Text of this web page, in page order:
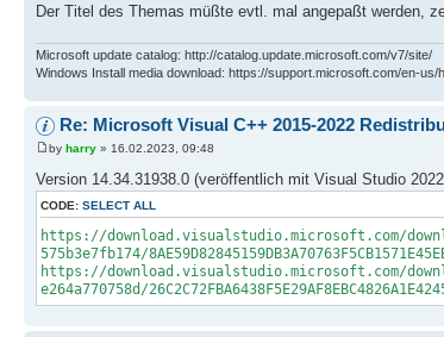
Der Titel des Themas müßte evtl. mal angepaßt werden,
Microsoft update catalog: http://catalog.update.microsoft.com/v7/site/
Windows Install media download: https://support.microsoft.com/en-
Re: Microsoft Visual C++ 2015-2022
by harry » 16.02.2023, 09:48
Version 14.34.31938.0 (veröffentlich mit Visual Studio
CODE: SELECT ALL
https://download.visualstudio.microsoft.com/
575b3e7fb174/
https://download.visualstudio.microsoft.com/
e264a770758d/